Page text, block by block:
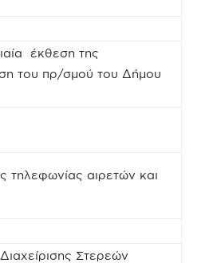
έκθεση της
του πρ/σμού του Δήμου
τηλεφωνίας αιρετών και
Στερεών